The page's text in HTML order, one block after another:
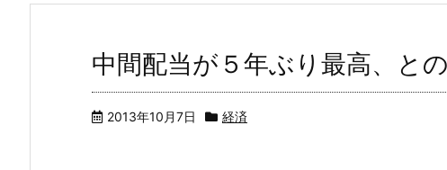
中間配当が５年ぶり最高、と
2013年10月7日 経済